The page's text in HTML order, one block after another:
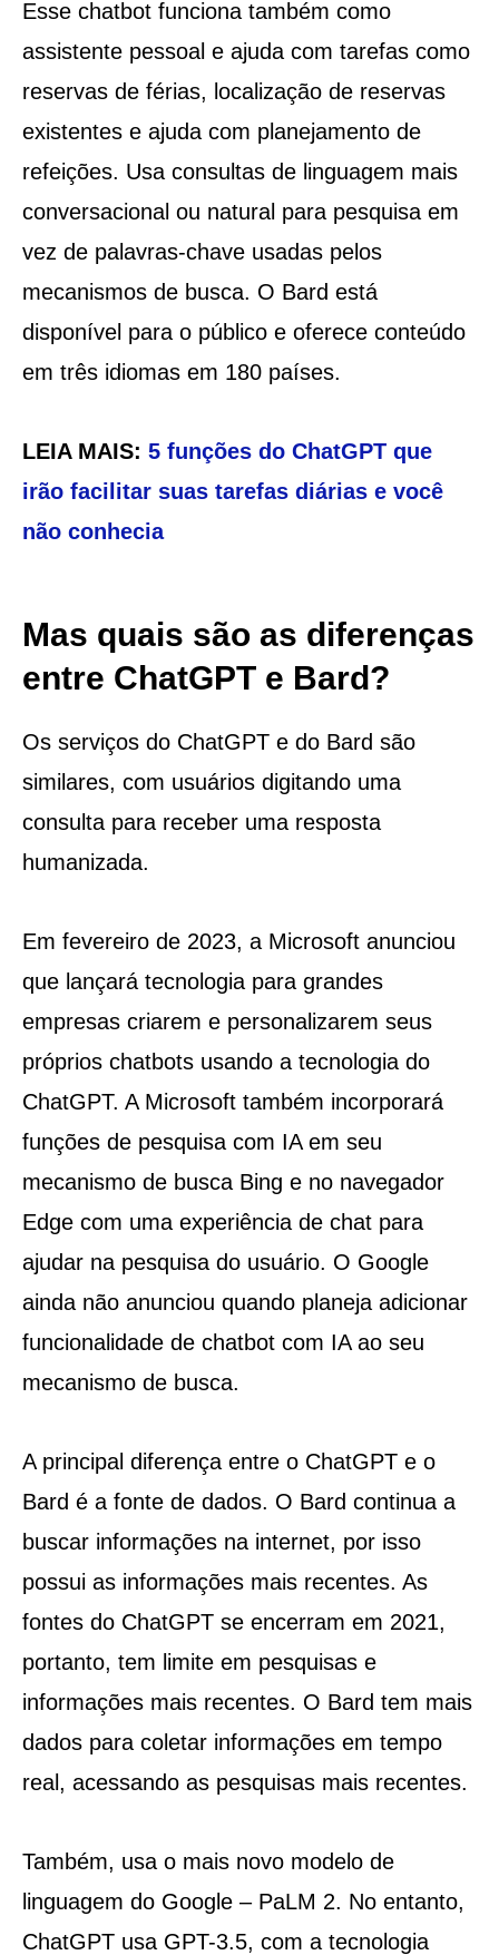
Esse chatbot funciona também como
assistente pessoal e ajuda com tarefas como
reservas de férias, localização de reservas
existentes e ajuda com planejamento de
refeições. Usa consultas de linguagem mais
conversacional ou natural para pesquisa em
vez de palavras-chave usadas pelos
mecanismos de busca. O Bard está
disponível para o público e oferece conteúdo
em três idiomas em 180 países.
LEIA MAIS: 5 funções do ChatGPT que
irão facilitar suas tarefas diárias e você
não conhecia
Mas quais são as diferenças
entre ChatGPT e Bard?
Os serviços do ChatGPT e do Bard são
similares, com usuários digitando uma
consulta para receber uma resposta
humanizada.
Em fevereiro de 2023, a Microsoft anunciou
que lançará tecnologia para grandes
empresas criarem e personalizarem seus
próprios chatbots usando a tecnologia do
ChatGPT. A Microsoft também incorporará
funções de pesquisa com IA em seu
mecanismo de busca Bing e no navegador
Edge com uma experiência de chat para
ajudar na pesquisa do usuário. O Google
ainda não anunciou quando planeja adicionar
funcionalidade de chatbot com IA ao seu
mecanismo de busca.
A principal diferença entre o ChatGPT e o
Bard é a fonte de dados. O Bard continua a
buscar informações na internet, por isso
possui as informações mais recentes. As
fontes do ChatGPT se encerram em 2021,
portanto, tem limite em pesquisas e
informações mais recentes. O Bard tem mais
dados para coletar informações em tempo
real, acessando as pesquisas mais recentes.
Também, usa o mais novo modelo de
linguagem do Google – PaLM 2. No entanto,
ChatGPT usa GPT-3.5, com a tecnologia